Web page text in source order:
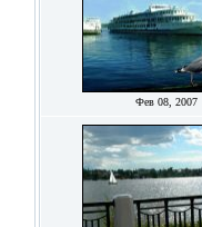
Фев 08, 2007